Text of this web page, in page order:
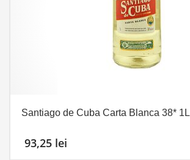
Santiago de Cuba Carta Blanca 38* 1L
93,25 lei